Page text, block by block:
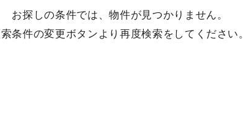
お探しの条件では、物件が見つかりません。
条件の変更ボタンより 再度検索をしてください。